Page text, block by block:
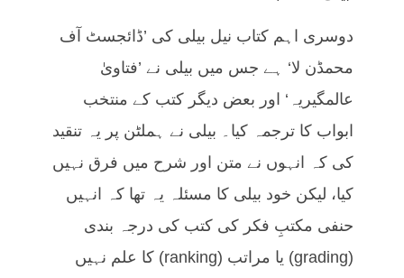
دوسری اہم کتاب نیل بیلی کی ’ڈائجسٹ آف
محمڈن لا‘ ہے جس میں بیلی نے ’فتاویٰ
عالمگیریہ‘ اور بعض دیگر کتب کے منتخب
ابواب کا ترجمہ کیا۔ بیلی نے ہملٹن پر یہ تنقید
کی کہ انہوں نے متن اور شرح میں فرق نہیں
کیا، لیکن خود بیلی کا مسئلہ یہ تھا کہ انہیں
حنفی مکتبِ فکر کی کتب کی درجہ بندی
(grading) یا مراتب (ranking) کا علم نہیں